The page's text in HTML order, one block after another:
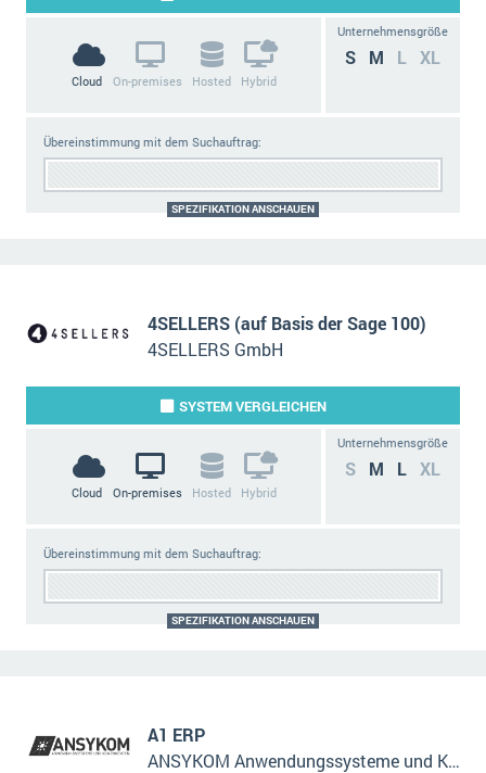
Die „SaaSpocalypse“: Was ist das und was bedeutet es für die Zukunft von Unternehmenssoftware?
SAP investiert mit zwei strategischen Übernahmen in Enterprise-KI
NACHRICHTENARCHIV
Cloud On-premises Hosted Hybrid
Unternehmensgröße
S M L XL
Übereinstimmung mit dem Suchauftrag:
SPEZIFIKATION ANSCHAUEN
4SELLERS (auf Basis der Sage 100)
4SELLERS GmbH
SYSTEMVERGLEICHEN
Cloud On-premises Hosted Hybrid
Unternehmensgröße
S M L XL
Übereinstimmung mit dem Suchauftrag:
SPEZIFIKATION ANSCHAUEN
A1 ERP
ANSYKOM Anwendungssysteme und Komponenten GmbH